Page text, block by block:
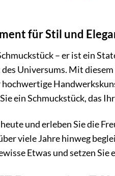
für Stil und
– er ist ein
Universums. Mit diesem
ein Schmuckstück, das
und erleben Sie die
viele Jahre hinweg
Etwas und setzen